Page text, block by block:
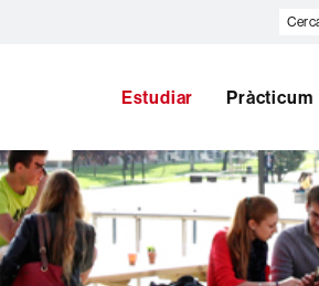
Estudiar Pràcticum